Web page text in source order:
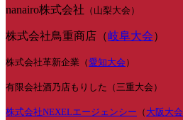
nanairo株式会社 （山梨大会）
株式会社鳥重商店（岐阜大会）
株式会社革新企業（愛知大会 ）
有限会社酒乃店もりした（三重大会）
株式会社NEXELエージェンシー （ 大阪大会